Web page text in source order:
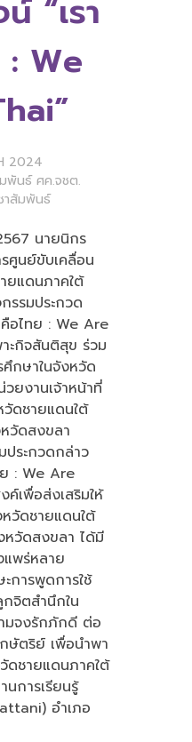
“เรา
We
2024
พันธ์ ศค.จชต.
าสัมพันธ์
นายนิกร
ศูนย์ขับเคลื่อน
ยแดนภาคใต้
รรมประกวด
อไทย : We Are
ะกิจสันติสุข ร่วม
กษาในจังหวัด
ยงานเจ้าหน้าที่
ดชายแดนใต้
วัดสงขลา
ประกวดกล่าว
: We Are
เพื่อส่งเสริมให้
วัดชายแดนใต้
หวัดสงขลา ได้มี
แพร่หลาย
ารพูดการใช้
จิตสำนึกใน
มจงรักภักดี ต่อ
ษัตริย์ เพื่อนำพา
ชายแดนภาคใต้
การเรียนรู้
อำเภอ